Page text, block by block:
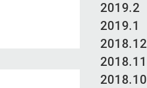
2019.2
2019.1
2018.12
2018.11
2018.10